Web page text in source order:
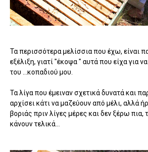
Τα περισσότερα μελίσσια που έχω, είναι
εξέλιξη, γιατί "έκοψα " αυτά που είχα για
του ...κοπαδιού μου.
Τα λίγα που έμειναν σχετικά δυνατά και
αρχίσει κάτι να μαζεύουν από μέλι, αλλά
βοριάς πριν λίγες μέρες και δεν ξέρω πια,
κάνουν τελικά...